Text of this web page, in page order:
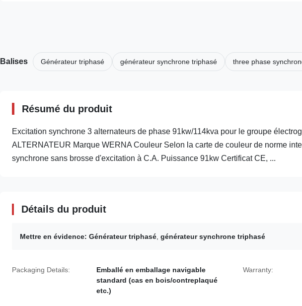
Balises Générateur triphasé générateur synchrone triphasé three phase
Résumé du produit
Excitation synchrone 3 alternateurs de phase 91kw/114kva pour le groupe
ALTERNATEUR Marque WERNA Couleur Selon la carte de couleur de norme
synchrone sans brosse d'excitation à C.A. Puissance 91kw Certificat CE, ...
Détails du produit
Mettre en évidence: Générateur triphasé générateur synchrone triphasé
Packaging Details:
Emballé en emballage navigable
standard (cas en bois/contreplaqué
etc.)
Warranty: